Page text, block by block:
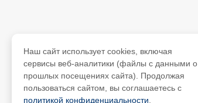
Наш сайт использует cookies, включая
сервисы веб-аналитики (файлы с данными о
прошлых посещениях сайта). Продолжая
пользоваться сайтом, вы соглашаетесь с
политикой конфиденциальности